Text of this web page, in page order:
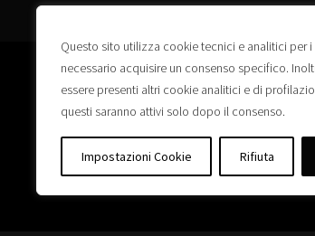
Questo sito utilizza cookie tecnici e analitici per
necessario acquisire un consenso specifico.
essere presenti altri cookie analitici e di
questi saranno attivi solo dopo il consenso.
Impostazioni Cookie Rifiuta